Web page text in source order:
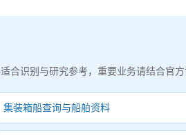
合识别与研究参考，重要业务请结合官
集装箱船查询与船舶资料